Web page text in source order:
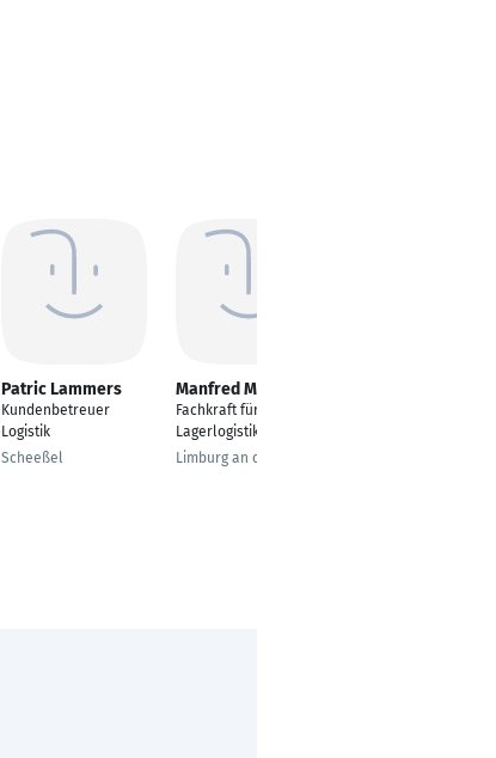
Patric Lammers
Kundenbetreuer
Logistik
Scheeßel
Manfred Meudt
Fachkraft für
Lagerlogistik
Limburg an der Lahn